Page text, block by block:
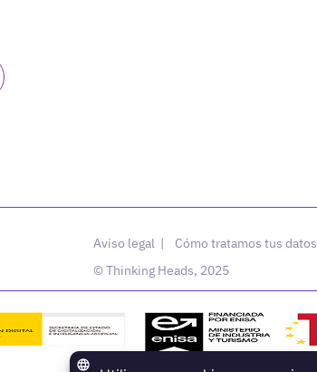
Aviso legal | Cómo tratamos tus datos
© Thinking Heads, 2025